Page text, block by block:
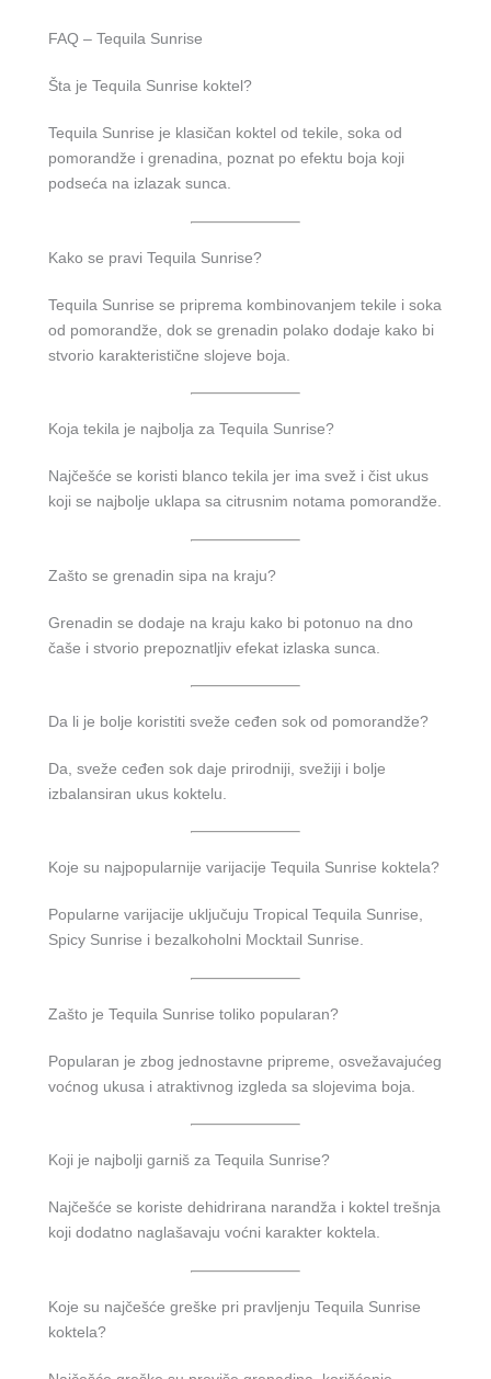
FAQ – Tequila Sunrise
Šta je Tequila Sunrise koktel?
Tequila Sunrise je klasičan koktel od tekile, soka od
pomorandže i grenadina, poznat po efektu boja koji
podseća na izlazak sunca.
Kako se pravi Tequila Sunrise?
Tequila Sunrise se priprema kombinovanjem tekile i soka
od pomorandže, dok se grenadin polako dodaje kako bi
stvorio karakteristične slojeve boja.
Koja tekila je najbolja za Tequila Sunrise?
Najčešće se koristi blanco tekila jer ima svež i čist ukus
koji se najbolje uklapa sa citrusnim notama pomorandže.
Zašto se grenadin sipa na kraju?
Grenadin se dodaje na kraju kako bi potonuo na dno
čaše i stvorio prepoznatljiv efekat izlaska sunca.
Da li je bolje koristiti sveže ceđen sok od pomorandže?
Da, sveže ceđen sok daje prirodniji, svežiji i bolje
izbalansiran ukus koktelu.
Koje su najpopularnije varijacije Tequila Sunrise koktela?
Popularne varijacije uključuju Tropical Tequila Sunrise,
Spicy Sunrise i bezalkoholni Mocktail Sunrise.
Zašto je Tequila Sunrise toliko popularan?
Popularan je zbog jednostavne pripreme, osvežavajućeg
voćnog ukusa i atraktivnog izgleda sa slojevima boja.
Koji je najbolji garniš za Tequila Sunrise?
Najčešće se koriste dehidrirana narandža i koktel trešnja
koji dodatno naglašavaju voćni karakter koktela.
Koje su najčešće greške pri pravljenju Tequila Sunrise
koktela?